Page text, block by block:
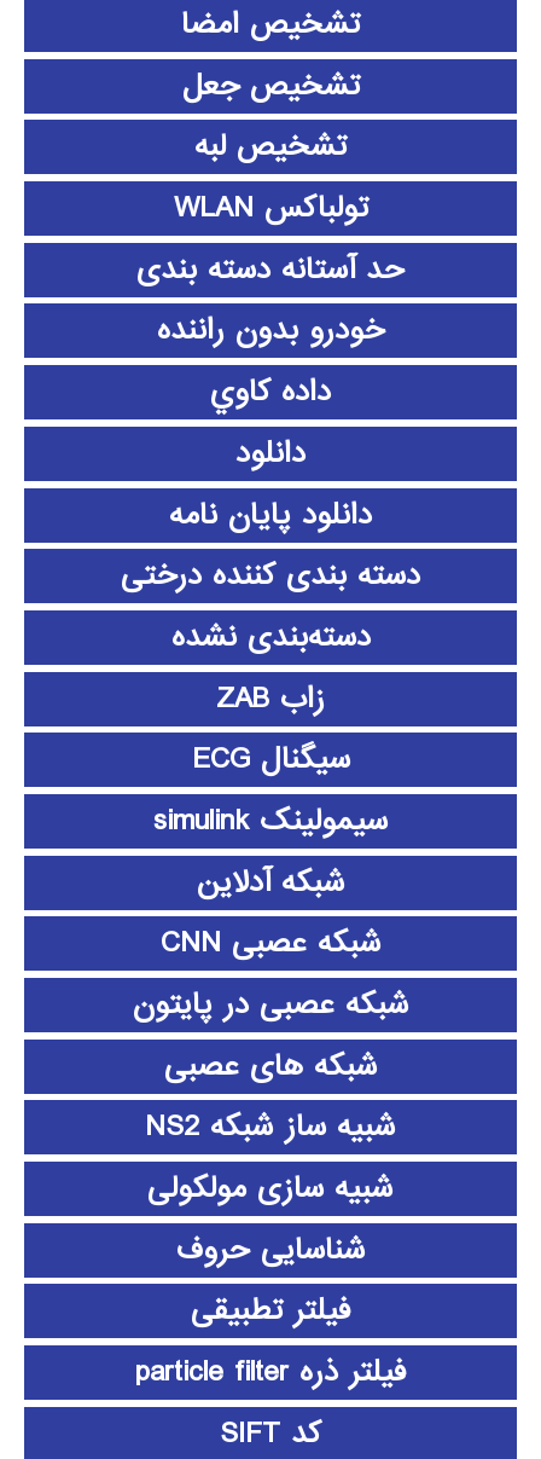
تشخیص امضا
تشخیص جعل
تشخیص لبه
تولباکس WLAN
حد آستانه دسته بندی
خودرو بدون راننده
داده كاوي
دانلود
دانلود پايان نامه
دسته بندی کننده درختی
دسته‌بندی نشده
زاب ZAB
سیگنال ECG
سیمولینک simulink
شبکه آدلاین
شبکه عصبی CNN
شبکه عصبی در پایتون
شبکه های عصبی
شبیه ساز شبکه NS2
شبیه سازی مولکولی
شناسایی حروف
فیلتر تطبیقی
فیلتر ذره particle filter
کد SIFT